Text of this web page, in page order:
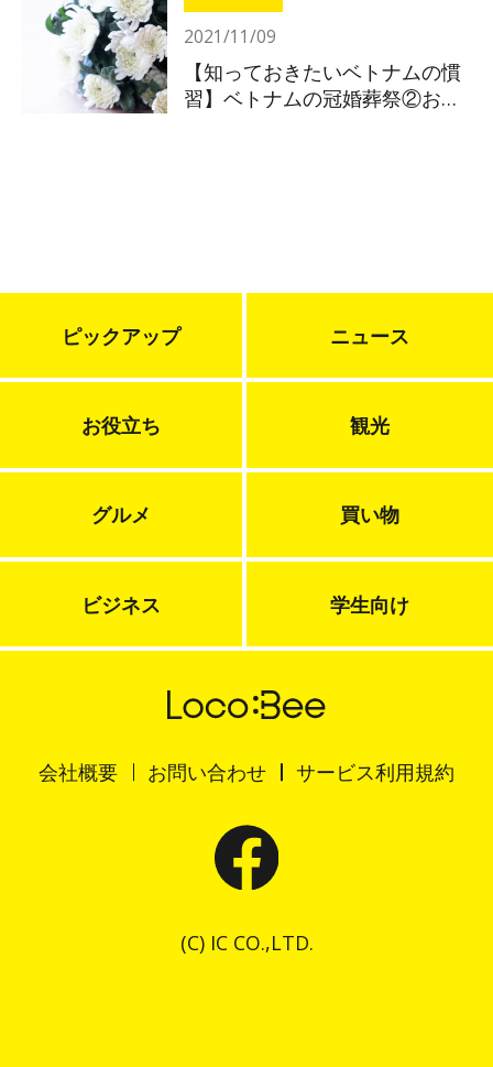
2021/11/09
【知っておきたいベトナムの慣
習】ベトナムの冠婚葬祭②お葬
ピックアップ ニュース
お役立ち 観光
グルメ 買い物
ビジネス 学生向け
会社概要 お問い合わせ サービス利用規約
(C) IC CO.,LTD.